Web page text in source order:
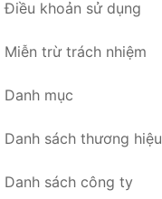
Điều khoản sử dụng
Miễn trừ trách nhiệm
Danh mục
Danh sách thương hiệu
Danh sách công ty